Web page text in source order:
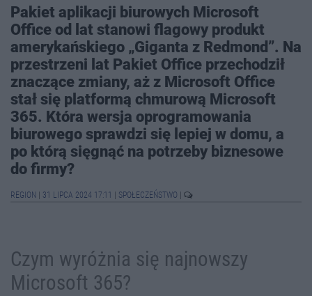
Pakiet aplikacji biurowych Microsoft
Office od lat stanowi flagowy produkt
amerykańskiego „Giganta z Redmond”. Na
przestrzeni lat Pakiet Office przechodził
znaczące zmiany, aż z Microsoft Office
stał się platformą chmurową Microsoft
365. Która wersja oprogramowania
biurowego sprawdzi się lepiej w domu, a
po którą sięgnąć na potrzeby biznesowe
do firmy?
REGION 31 LIPCA 2024 17:11 SPOŁECZEŃSTWO
Czym wyróżnia się najnowszy
Microsoft 365?